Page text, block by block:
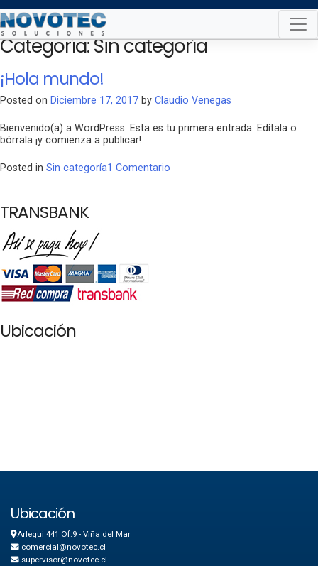
Skip
to
content
Categoría:Sin categoría
¡Hola mundo!
Posted on Diciembre 17, 2017 by Claudio Venegas
Bienvenido(a) a WordPress. Esta es tu primera entrada. Edítala o
bórrala ¡y comienza a publicar!
Posted in Sin categoría1 Comentario
TRANSBANK
Ubicación
Ubicación
Arlegui 441 Of.9 - Viña del Mar
comercial@novotec.cl
supervisor@novotec.cl